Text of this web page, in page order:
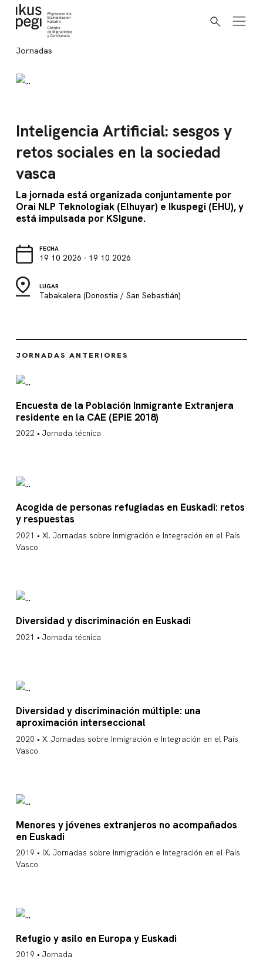
Buscar
Jornadas
Inteligencia Artificial: sesgos y
retos sociales en la sociedad
vasca
La jornada está organizada conjuntamente por
Orai NLP Teknologiak (Elhuyar) e Ikuspegi (EHU), y
está impulsada por KSIgune.
FECHA
19 10 2026 - 19 10 2026
LUGAR
Tabakalera (Donostia / San Sebastián)
JORNADAS ANTERIORES
Encuesta de la Población Inmigrante Extranjera
residente en la CAE (EPIE 2018)
2022 • Jornada técnica
Acogida de personas refugiadas en Euskadi: retos
y respuestas
2021 • XI. Jornadas sobre Inmigración e Integración en el País
Vasco
Diversidad y discriminación en Euskadi
2021 • Jornada técnica
Diversidad y discriminación múltiple: una
aproximación interseccional
2020 • X. Jornadas sobre Inmigración e Integración en el País
Vasco
Menores y jóvenes extranjeros no acompañados
en Euskadi
2019 • IX. Jornadas sobre Inmigración e Integración en el País
Vasco
Refugio y asilo en Europa y Euskadi
2019 • Jornada